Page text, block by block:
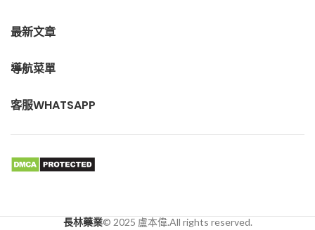
最新文章
導航菜單
客服WHATSAPP
長林藥業© 2025 盧本偉.All rights reserved.